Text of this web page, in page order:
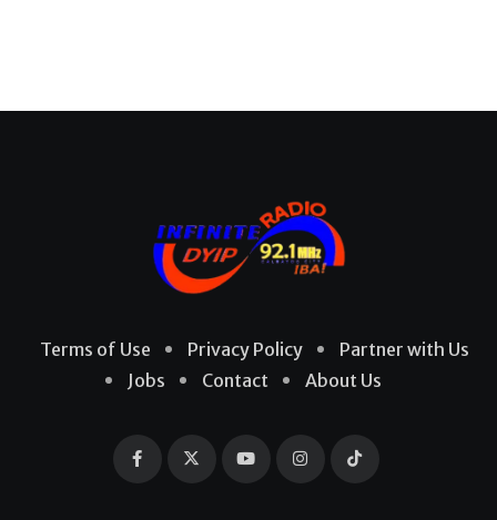
Terms of Use Privacy Policy
Partner with Us
Jobs
Contact About Us